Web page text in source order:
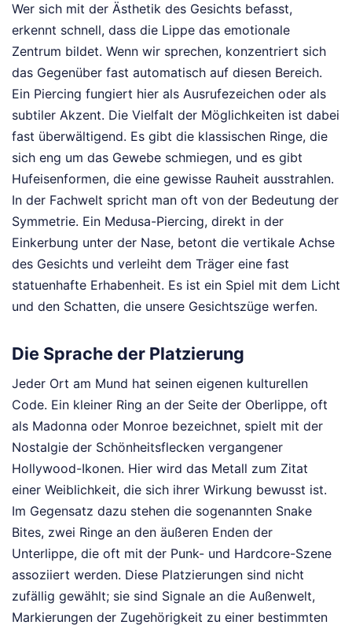
Wer sich mit der Ästhetik des Gesichts befasst,
erkennt schnell, dass die Lippe das emotionale
Zentrum bildet. Wenn wir sprechen, konzentriert sich
das Gegenüber fast automatisch auf diesen Bereich.
Ein Piercing fungiert hier als Ausrufezeichen oder als
subtiler Akzent. Die Vielfalt der Möglichkeiten ist dabei
fast überwältigend. Es gibt die klassischen Ringe, die
sich eng um das Gewebe schmiegen, und es gibt
Hufeisenformen, die eine gewisse Rauheit ausstrahlen.
In der Fachwelt spricht man oft von der Bedeutung der
Symmetrie. Ein Medusa-Piercing, direkt in der
Einkerbung unter der Nase, betont die vertikale Achse
des Gesichts und verleiht dem Träger eine fast
statuenhafte Erhabenheit. Es ist ein Spiel mit dem Licht
und den Schatten, die unsere Gesichtszüge werfen.
Die Sprache der Platzierung
Jeder Ort am Mund hat seinen eigenen kulturellen
Code. Ein kleiner Ring an der Seite der Oberlippe, oft
als Madonna oder Monroe bezeichnet, spielt mit der
Nostalgie der Schönheitsflecken vergangener
Hollywood-Ikonen. Hier wird das Metall zum Zitat
einer Weiblichkeit, die sich ihrer Wirkung bewusst ist.
Im Gegensatz dazu stehen die sogenannten Snake
Bites, zwei Ringe an den äußeren Enden der
Unterlippe, die oft mit der Punk- und Hardcore-Szene
assoziiert werden. Diese Platzierungen sind nicht
zufällig gewählt; sie sind Signale an die Außenwelt,
Markierungen der Zugehörigkeit zu einer bestimmten